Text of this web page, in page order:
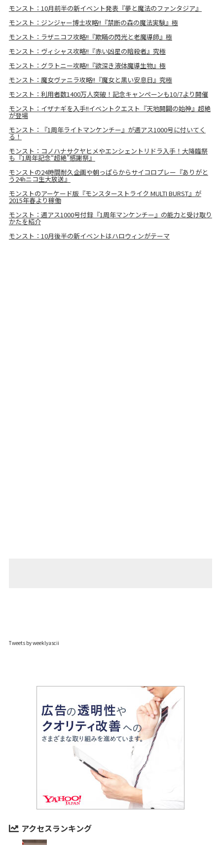
モンスト：10月前半の新イベント発表『夢と魔法のファンタジア』
モンスト：ジンジャー博士攻略!!『禁断の森の魔法実験』極
モンスト：ラザニコフ攻略!!『欺瞞の閃光と老魔導師』極
モンスト：ヴィシャス攻略!!『赤い凶星の暗殺者』究極
モンスト：グラトニー攻略!!『欲深き液体魔導生物』極
モンスト：魔女ヴァニラ攻略!!『魔女と黒い安息日』究極
モンスト：利用者数1400万人突破！記念キャンペーンも10/7より開催
モンスト：イザナギを入手!!イベントクエスト『天地開闢の始神』超絶
が登場
モンスト：『1周年ライトマンケンチー』が週アス1000号に付いてく
る！
モンスト：コノハナサクヤヒメやエンシェントリドラ入手！大降臨祭
も『1周年記念“超絶”感謝祭』
モンストの24時間耐久企画や朝っぱらからサイコロプレー『ありがと
う24hニコ生大放送』
モンストのアーケード版『モンスターストライク MULTI BURST』が
2015年春より稼働
モンスト：週アス1000号付録『1周年マンケンチー』の能力と受け取り
かたを紹介
モンスト：10月後半の新イベントはハロウィンがテーマ
Tweets by weeklyascii
アクセスランキング